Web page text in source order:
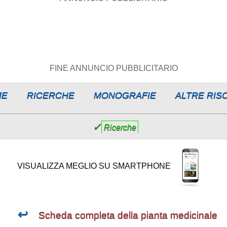
FINE ANNUNCIO PUBBLICITARIO
RICERCHE MONOGRAFIE ALTRE
✓ Ricerche
VISUALIZZA MEGLIO SU SMARTPHONE
↩ Scheda completa della pianta medicinale